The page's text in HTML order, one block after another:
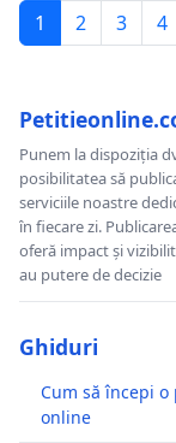
1 2 3 4
Punem la dispoziția
posibilitatea să
serviciile noastre
în fiecare zi.
oferă impact și
au putere de decizie
Ghiduri
Cum să începi
online